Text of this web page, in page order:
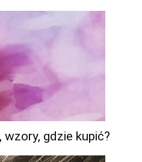
gdzie kupić?